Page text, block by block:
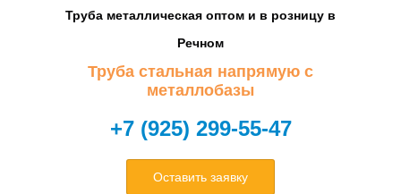
Труба металлическая оптом и в розницу в
Речном
Труба стальная напрямую с
металлобазы
+7 (925) 299-55-47
Оставить заявку